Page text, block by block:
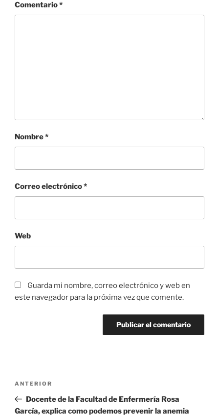
Comentario*
Nombre*
Correo electrónico*
Web
Guarda mi nombre, correo electrónico y web en
este navegador para la próxima vez que comente.
entradas
Entrada
anterior:
ANTERIOR
Docente de la Facultad de Enfermería Rosa
García, explica como podemos prevenir la anemia